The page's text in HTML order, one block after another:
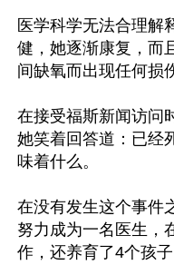
医学科学无法合理解
健，她逐渐康复，而
间缺氧而出现任何损
在接受福斯新闻访问
她笑着回答道：已经
味着什么。
在没有发生这个事件
努力成为一名医生，
作，还养育了4个孩